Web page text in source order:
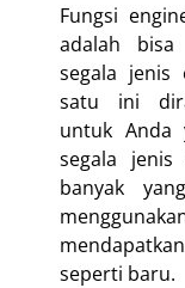
Fungsi
adalah
segala jenis
satu ini
untuk Anda
segala jenis
banyak
seperti baru.